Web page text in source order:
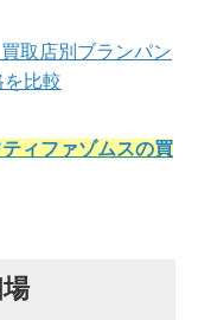
取店別ブランパン
比較
ィファゾムスの買